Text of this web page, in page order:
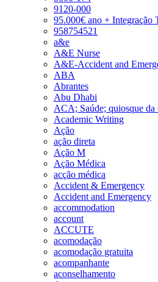
9120-000
95.000€ ano + Integração
958754521
a&e
A&E Nurse
A&E-Accident and
ABA
Abrantes
Abu Dhabi
ACA; Saúde; quiosque da
Academic Writing
Ação
ação direta
Ação M
Ação Médica
acção médica
Accident & Emergency
Accident and Emergency
accommodation
account
ACCUTE
acomodação
acomodação gratuita
acompanhante
aconselhamento